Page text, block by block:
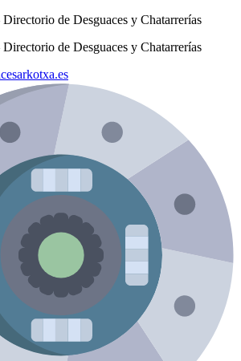
de Desguaces y Chatarrerías
de Desguaces y Chatarrerías